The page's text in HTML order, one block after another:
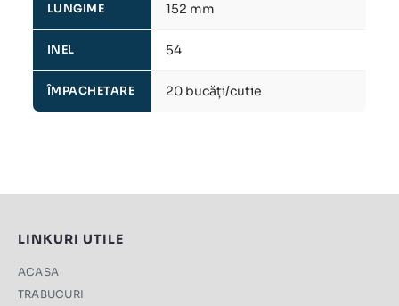
LUNGIME 152 mm
INEL 54
ÎMPACHETARE 20 bucăți/cutie
LINKURI UTILE
ACASA
TRABUCURI